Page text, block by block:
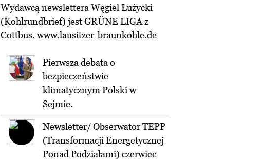
Wydawcą newslettera Węgiel Łużycki
(Kohlrundbrief) jest GRÜNE LIGA z
Cottbus. www.lausitzer-braunkohle.de
Pierwsza debata o
bezpieczeństwie
klimatycznym Polski w
Sejmie.
Newsletter/ Obserwator TEPP
(Transformacji Energetycznej
Ponad Podziałami) czerwiec